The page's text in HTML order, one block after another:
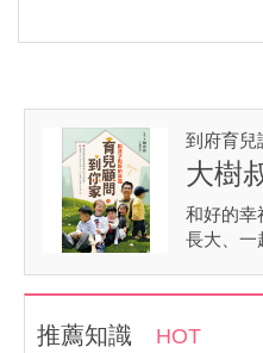
到府育兒
大樹
和好的幸
長大、一
推薦知識 HOT